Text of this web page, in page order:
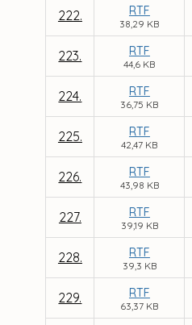
222. RTF
38,29 KB
223. RTF
44,6 KB
224. RTF
36,75 KB
225. RTF
42,47 KB
226. RTF
43,98 KB
227. RTF
39,19 KB
228. RTF
39,3 KB
229. RTF
63,37 KB